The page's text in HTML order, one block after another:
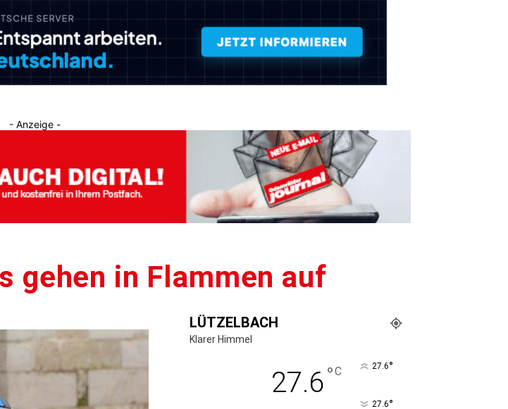
Journal
- Anzeige -
gehen in Flammen auf
LÜTZELBACH
Klarer Himmel
27.6°C 27.6°
27.6°